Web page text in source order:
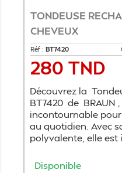
TONDEUSE
CHEVEUX
Réf : BT7420
Prix
280 TND
Découvrez la
BT7420 de BRAUN
incontournable
au quotidien. Avec
polyvalente, elle est
Disponible